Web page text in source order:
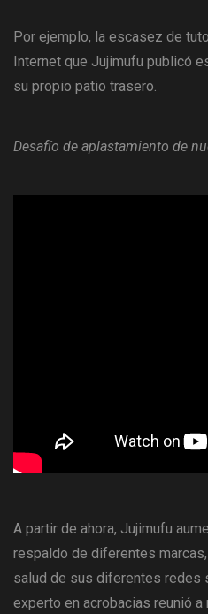
Por ejemplo, la escasez de
Internet que Jujimufu publicó
su propio patio trasero.
Desafío de aplastamiento de
A partir de ahora, Jujimufu
respaldo de diferentes
salud de sus diferentes redes
experto en acrobacias reunió a